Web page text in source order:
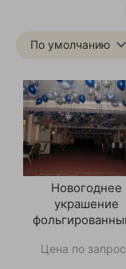
По умолчанию
Новогоднее
украшение
Цена по